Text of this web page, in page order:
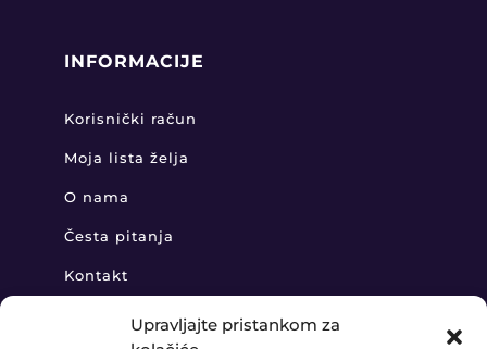
Upravljajte pristankom za
INFORMACIJE
Korisnički račun
Moja lista želja
O nama
Česta pitanja
Kontakt